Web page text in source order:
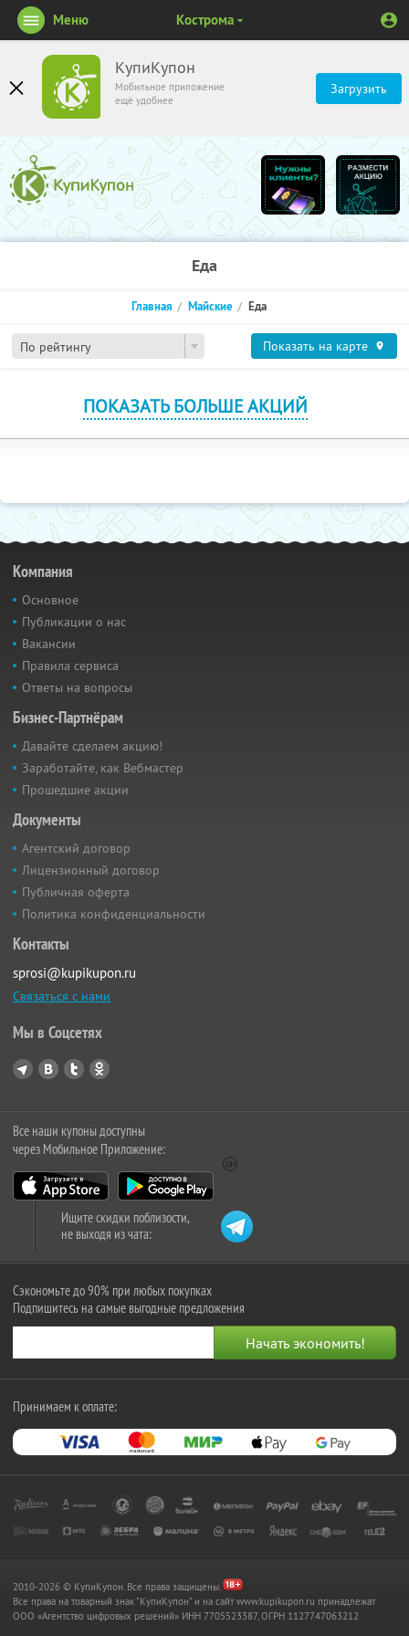
КупиКупон
Мобильное приложение
ещё удобнее
Загрузить
Меню Кострома
Еда
По рейтингу
Главная Майские Еда
Показать на карте
ПОКАЗАТЬ БОЛЬШЕ АКЦИЙ
Компания
Основное
Публикации о нас
Вакансии
Правила сервиса
Ответы на вопросы
Бизнес-Партнёрам
Давайте сделаем акцию!
Заработайте, как Вебмастер
Прошедшие акции
Документы
Агентский договор
Лицензионный договор
Публичная оферта
Политика конфиденциальности
Контакты
sprosi@kupikupon.ru
Связаться с нами
Мы в Соцсетях
Все наши купоны доступны
через Мобильное Приложение:
Ищите скидки поблизости,
не выходя из чата:
Сэкономьте до 90% при любых покупках
Подпишитесь на самые выгодные предложения
Принимаем к оплате:
2010-2026 © КупиКупон. Все права защищены.
Все права на товарный знак "КупиКупон" и на сайт www.kupikupon.ru принадлежат
OOO «Агентство цифровых решений» ИНН 7705523387, ОГРН 1127747063212